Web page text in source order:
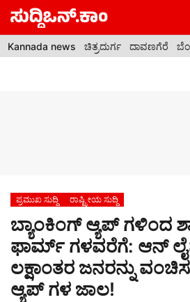
Skip
content
Kannada news ಚಿತ್ರದುರ್ಗ ದಾವಣಗೆರೆ
ಪ್ರಮುಖ ಸುದ್ದಿ ರಾಷ್ಟ್ರೀಯ ಸುದ್ದಿ
ಬ್ಯಾಂಕಿಂಗ್ ಆ್ಯಪ್ ಗಳಿಂದ
ಫಾರ್ಮ್ ಗಳವರೆಗೆ: ಆನ್
ಲಕ್ಷಾಂತರ ಜನರನ್ನು
ಆ್ಯಪ್ ಗಳ ಜಾಲ!